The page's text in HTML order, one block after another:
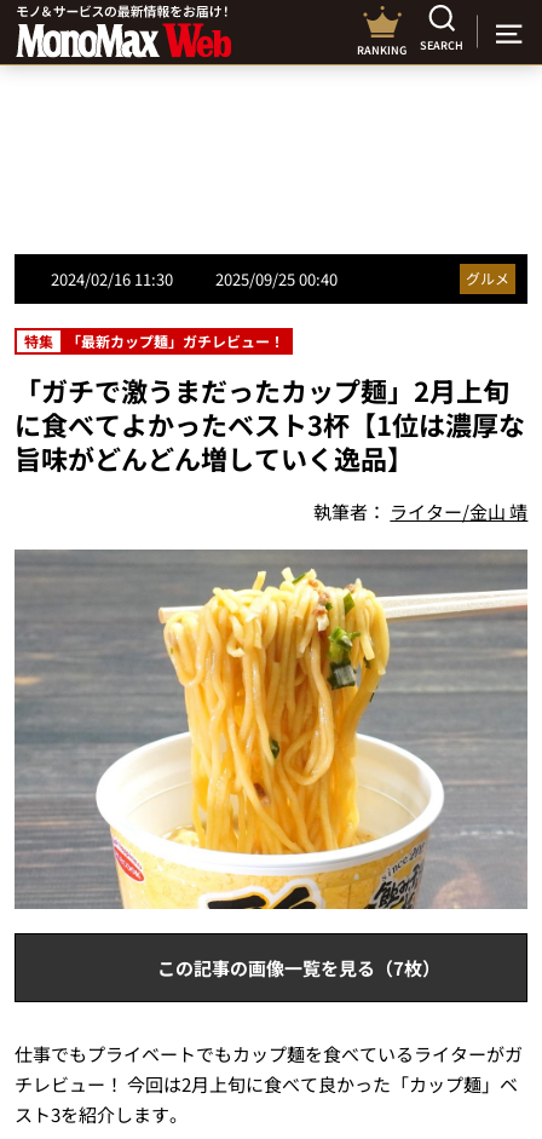
RANKING SEARCH
2024/02/16 11:30 2025/09/25 00:40 グルメ
特集 「最新カップ麺」ガチレビュー！
「ガチで激うまだったカップ麺」2月上旬
に食べてよかったベスト3杯【1位は濃厚な
旨味がどんどん増していく逸品】
執筆者： ライター/金山 靖
この記事の画像一覧を見る（7枚）
仕事でもプライベートでもカップ麺を食べているライターがガ
チレビュー！ 今回は2月上旬に食べて良かった「カップ麺」ベ
スト3を紹介します。